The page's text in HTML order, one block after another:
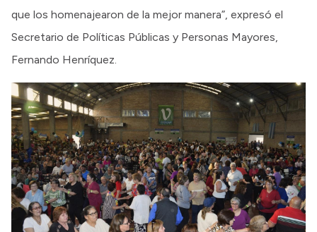
que los homenajearon de la mejor manera”, expresó el
Secretario de Políticas Públicas y Personas Mayores,
Fernando Henríquez.